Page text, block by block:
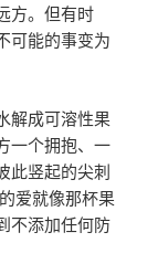
方。但有时
可能的事变为
解成可溶性果
一个拥抱、一
此竖起的尖刺
爱就像那杯果
不添加任何防